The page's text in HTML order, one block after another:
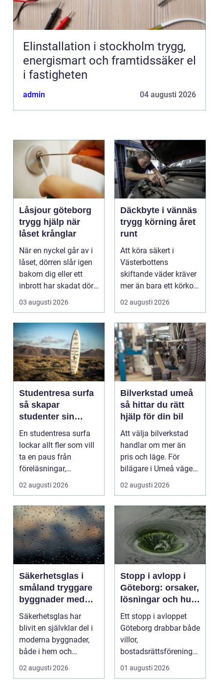
Elinstallation i stockholm trygg,
energismart och framtidssäker el
i fastigheten
admin 04 augusti 2026
Låsjour göteborg
trygg hjälp när
låset krånglar
När en nyckel går av i
låset, dörren slår igen
bakom dig eller ett
inbrott har skadat dörr
och karm,...
03 augusti 2026
Däckbyte i vännäs
trygg körning året
runt
Att köra säkert i
Västerbottens
skiftande väder kräver
mer än bara ett körkort
och en pålitlig bil. ...
02 augusti 2026
Studentresa surfa
så skapar
studenter sin
ultimata paus från
plugget
En studentresa surfa
lockar allt fler som vill
ta en paus från
föreläsningar,
tentaplugg och sena
02 augusti 2026
Bilverkstad umeå
så hittar du rätt
hjälp för din bil
Att välja bilverkstad
handlar om mer än
pris och läge. För
bilägare i Umeå väger
trygghet, tillgängl...
02 augusti 2026
Säkerhetsglas i
småland tryggare
byggnader med
smarta
glaslösningar
Säkerhetsglas har
blivit en självklar del i
moderna byggnader,
både i hem och
offentliga miljöer. I ...
02 augusti 2026
Stopp i avlopp i
Göteborg: orsaker,
lösningar och hur
problem kan
undvikas
Ett stopp i avloppet
Göteborg drabbar både
villor,
bostadsrättsföreningar
och h...
01 augusti 2026